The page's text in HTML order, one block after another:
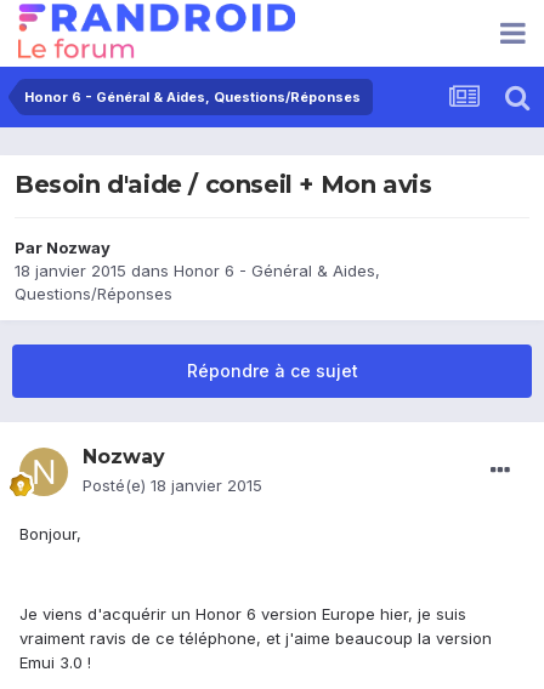
Honor 6 - Général & Aides, Questions/Réponses
Besoin d'aide / conseil + Mon avis
Par Nozway
18 janvier 2015 dans Honor 6 - Général & Aides,
Questions/Réponses
Répondre à ce sujet
Nozway
Posté(e) 18 janvier 2015
Bonjour,
Je viens d'acquérir un Honor 6 version Europe hier, je suis
vraiment ravis de ce téléphone, et j'aime beaucoup la version
Emui 3.0 !